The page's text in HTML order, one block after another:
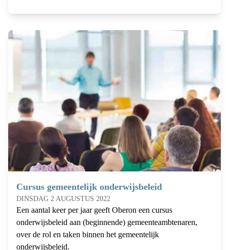
Cursus gemeentelijk onderwijsbeleid
DINSDAG 2 AUGUSTUS 2022
Een aantal keer per jaar geeft Oberon een cursus
onderwijsbeleid aan (beginnende) gemeenteambtenaren,
over de rol en taken binnen het gemeentelijk
onderwijsbeleid.